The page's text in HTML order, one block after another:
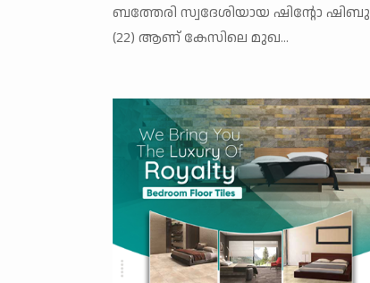
ബത്തേരി സ്വദേശിയായ ഷിന്റോ ഷിബു
(22) ആണ് കേസിലെ മുഖ...